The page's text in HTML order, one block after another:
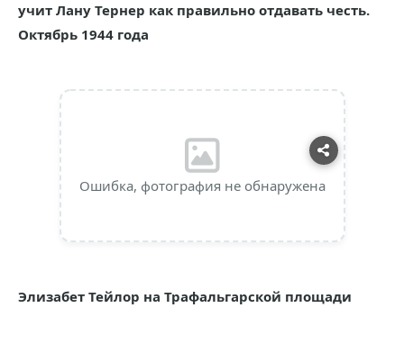
учит Лану Тернер как правильно отдавать честь.
Октябрь 1944 года
Ошибка, фотография не обнаружена
Элизабет Тейлор на Трафальгарской площади